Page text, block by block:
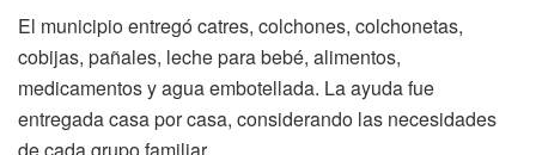
El municipio entregó catres, colchones, colchonetas,
cobijas, pañales, leche para bebé, alimentos,
medicamentos y agua embotellada. La ayuda fue
entregada casa por casa, considerando las necesidades